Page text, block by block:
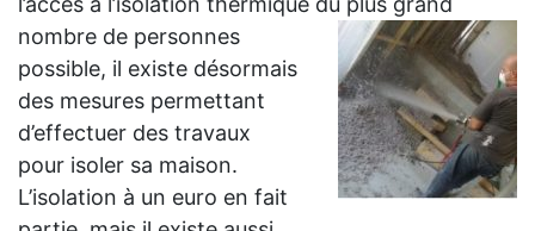
nombre de personnes
possible, il existe désormais
des mesures permettant
d’effectuer des travaux
pour isoler sa maison.
L’isolation à un euro en fait